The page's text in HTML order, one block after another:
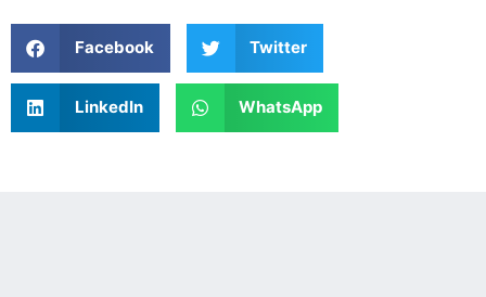
Facebook Twitter
LinkedIn WhatsApp